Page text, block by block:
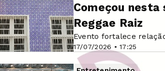
17/07/2026 • 17:25
Começou
Reggae Raiz
Evento fortalece